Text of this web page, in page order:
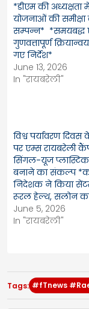
*डीएम की अध्यक्षता
योजनाओं की
सम्पन्न* *समयबद्ध
गुणवत्तापूर्ण
गए निर्देश*
June 13, 2026
In "रायबरेली"
विश्व पर्यावरण
पर एम्स रायबरेली
सिंगल-यूज प्लास्टिक
बनाने का संकल्प
निदेशक ने किया
रूरल हेल्थ, सलोन का
June 5, 2026
In "रायबरेली"
Tags: #fTnews